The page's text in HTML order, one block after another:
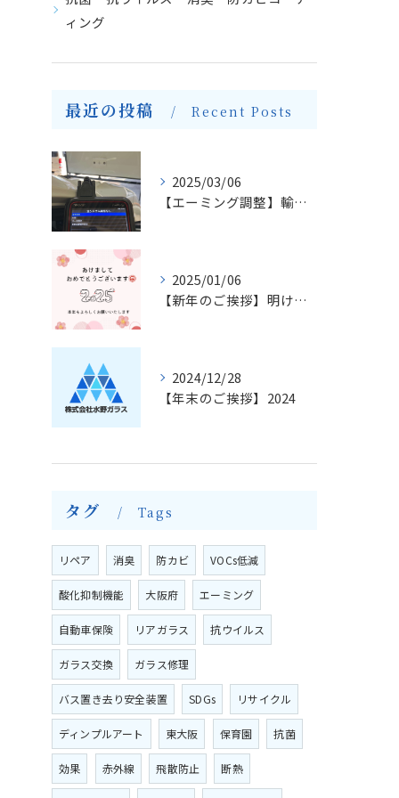
ィング
最近の投稿 Recent Posts
2025/03/06
【エーミング調整】輸入車のフロントガラス交換とエーミングについて
2025/01/06
【新年のご挨拶】明けましておめでとうございます
2024/12/28
【年末のご挨拶】2024
タグ Tags
リペア 消臭 防カビ VOCs低減
酸化抑制機能 大阪府 エーミング
自動車保険 リアガラス 抗ウイルス
ガラス交換 ガラス修理
バス置き去り安全装置 SDGs リサイクル
ディンプルアート 東大阪 保育園 抗菌
効果 赤外線 飛散防止 断熱